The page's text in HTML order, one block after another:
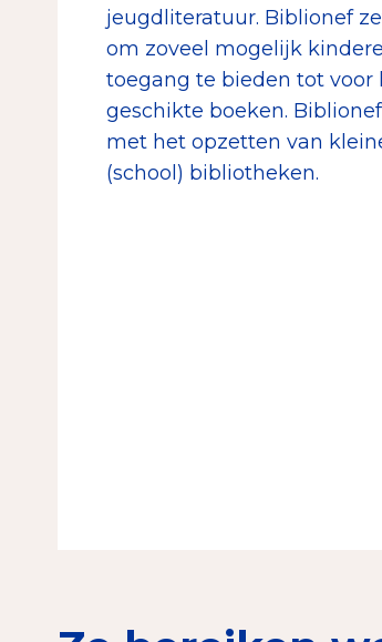
jeugdliteratuur. Biblionef
om zoveel mogelijk
toegang te bieden tot voor
geschikte boeken.
met het opzetten van
(school) bibliotheken.